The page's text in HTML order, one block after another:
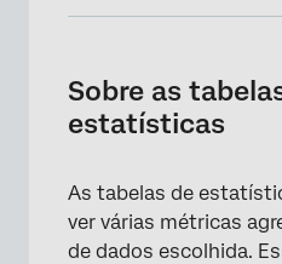
Opções de
Compatibilidade
Sobre as
estatísticas
As tabelas de
ver várias métricas
de dados escolhida.